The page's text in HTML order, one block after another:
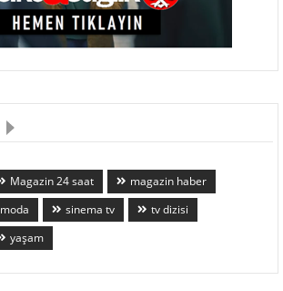
Magazin 24 saat
magazin haber
moda sinema tv
tv dizisi
yaşam